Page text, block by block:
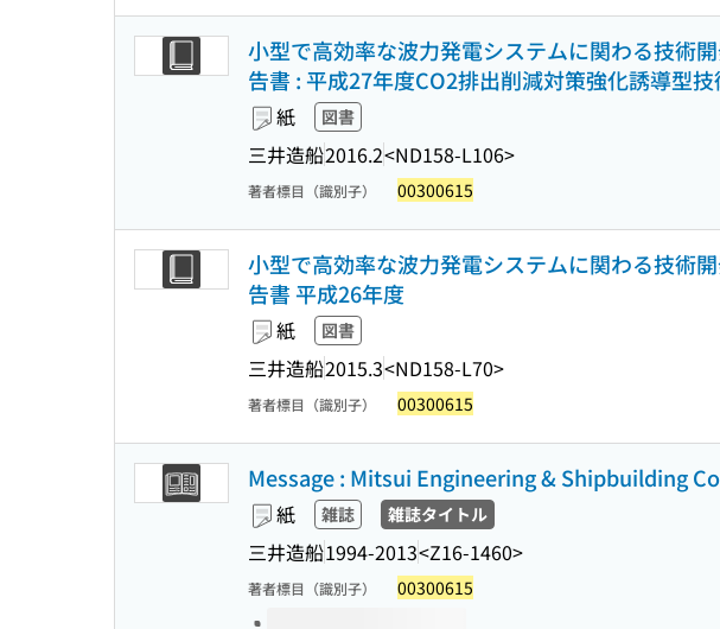
小型で高効率な波力発電システムに関わる技術
告書 : 平成27年度CO2排出削減対策強化誘導型
紙 図書
三井造船2016.2<ND158-L106>
著者標目（識別子） 00300615
小型で高効率な波力発電システムに関わる技術
告書 平成26年度
紙 図書
三井造船2015.3<ND158-L70>
著者標目（識別子） 00300615
Message : Mitsui Engineering & Shipbuilding
紙 雑誌 雑誌タイトル
三井造船1994-2013<Z16-1460>
著者標目（識別子） 00300615
このタイトルの巻号